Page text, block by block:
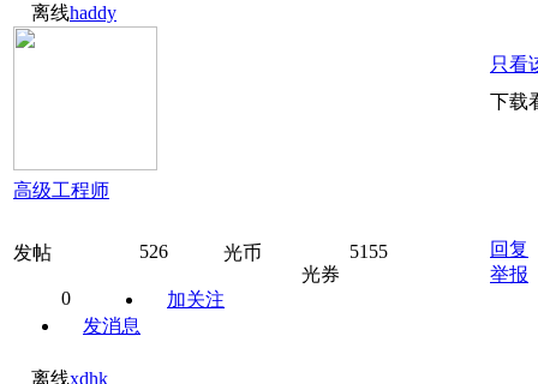
离线haddy
高级工程师
发帖 526 光币
5155
光券
0
加关注
发消息
只看
下载
回复
举报
离线xdhk